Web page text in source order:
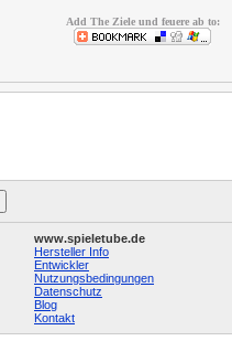
Add The Ziele und feuere ab to:
www.spieletube.de
Hersteller Info
Entwickler
Nutzungsbedingungen
Datenschutz
Blog
Kontakt